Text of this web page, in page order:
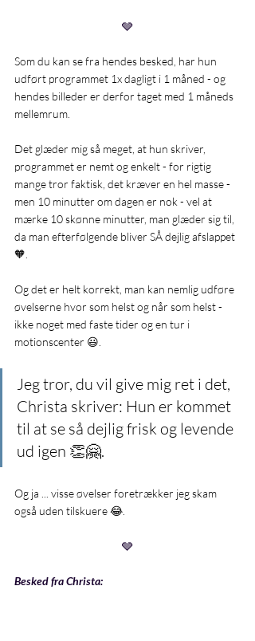
🩶
Som du kan se fra hendes besked, har hun
udført programmet 1x dagligt i 1 måned - og
hendes billeder er derfor taget med 1 måneds
mellemrum.
Det glæder mig så meget, at hun skriver,
programmet er nemt og enkelt - for rigtig
mange tror faktisk, det kræver en hel masse -
men 10 minutter om dagen er nok - vel at
mærke 10 skønne minutter, man glæder sig til,
da man efterfølgende bliver SÅ dejlig afslappet
🧡.
Og det er helt korrekt, man kan nemlig udføre
øvelserne hvor som helst og når som helst -
ikke noget med faste tider og en tur i
motionscenter 😃.
Jeg tror, du vil give mig ret i det,
Christa skriver: Hun er kommet
til at se så dejlig frisk og levende
ud igen 👏🤗.
Og ja ... visse øvelser foretrækker jeg skam
også uden tilskuere 😂.
🩶
Besked fra Christa: